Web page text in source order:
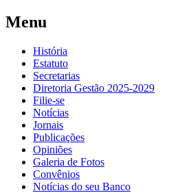
Menu
História
Estatuto
Secretarias
Diretoria Gestão 2025-2029
Filie-se
Notícias
Jornais
Publicações
Opiniões
Galeria de Fotos
Convênios
Notícias do seu Banco